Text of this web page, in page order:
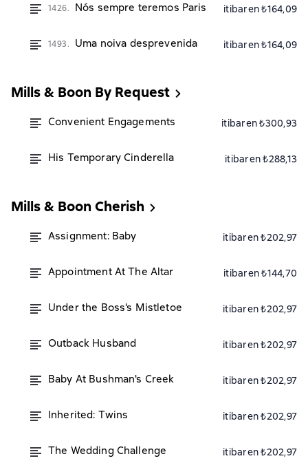
1426. Nós sempre teremos Paris itibaren ₺164,09
1493. Uma noiva desprevenida itibaren ₺164,09
Mills & Boon By Request
Convenient Engagements itibaren ₺300,93
His Temporary Cinderella itibaren ₺288,13
Mills & Boon Cherish
Assignment: Baby itibaren ₺202,97
Appointment At The Altar itibaren ₺144,70
Under the Boss's Mistletoe itibaren ₺202,97
Outback Husband itibaren ₺202,97
Baby At Bushman's Creek itibaren ₺202,97
Inherited: Twins itibaren ₺202,97
The Wedding Challenge itibaren ₺202,97